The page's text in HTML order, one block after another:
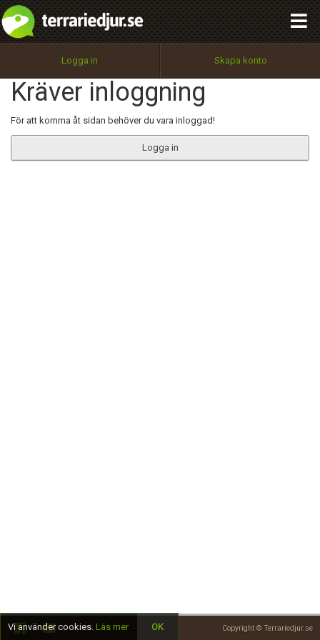
Logga in Skapa konto
Kräver inloggning
För att komma åt sidan behöver du vara inloggad!
Logga in
Copyright © Terrariedjur.se
Utför
100%
OK
integritetspolicy
Namn:
Epost:
Begär nytt lösenord
Tillbaka till förstasidan
Vi använder cookies. Läs mer OK